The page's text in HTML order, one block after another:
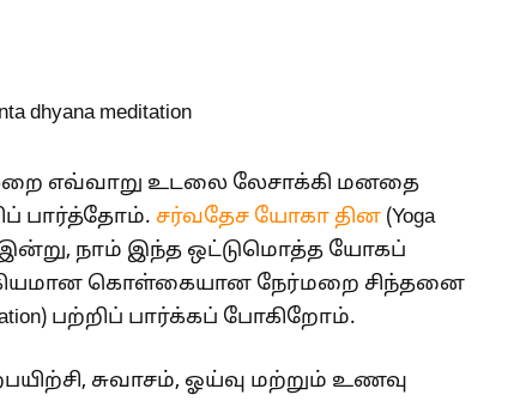
எவ்வாறு உடலை லேசாக்கி மனதை
பார்த்தோம். சர்வதேச யோகா தின (Yoga
இன்று, நாம் இந்த ஒட்டுமொத்த யோகப்
கொள்கையான நேர்மறை சிந்தனை
பற்றிப் பார்க்கப் போகிறோம்.
சுவாசம், ஓய்வு மற்றும் உணவு